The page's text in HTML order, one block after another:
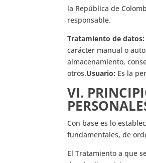
la República de
responsable.
Tratamiento de
carácter manual o
almacenamiento,
otros.Usuario: Es la
VI.
Con base es lo
fundamentales, de
El Tratamiento a que